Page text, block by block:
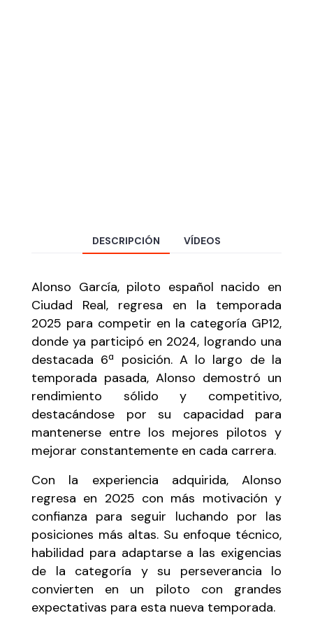
DESCRIPCIÓN VÍDEOS
Alonso García, piloto español nacido en
Ciudad Real, regresa en la temporada
2025 para competir en la categoría GP12,
donde ya participó en 2024, logrando una
destacada 6ª posición. A lo largo de la
temporada pasada, Alonso demostró un
rendimiento sólido y competitivo,
destacándose por su capacidad para
mantenerse entre los mejores pilotos y
mejorar constantemente en cada carrera.
Con la experiencia adquirida, Alonso
regresa en 2025 con más motivación y
confianza para seguir luchando por las
posiciones más altas. Su enfoque técnico,
habilidad para adaptarse a las exigencias
de la categoría y su perseverancia lo
convierten en un piloto con grandes
expectativas para esta nueva temporada.